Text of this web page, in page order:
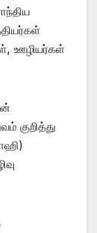
ஊழியர்கள்
குறித்து